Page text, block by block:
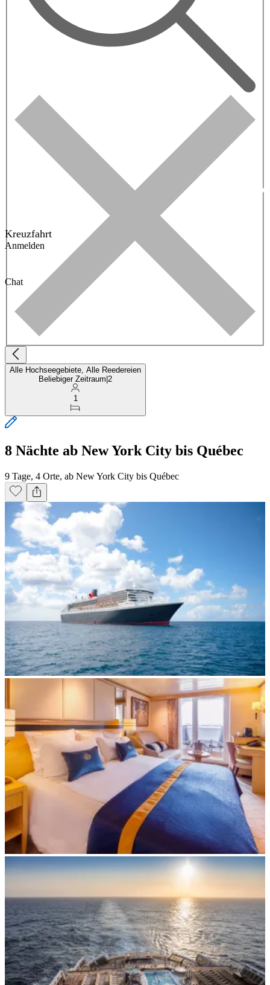
Kreuzfahrt
Anmelden
Chat
Alle Hochseegebiete, Alle Reedereien
Beliebiger Zeitraum 2
1
8 Nächte ab New York City bis Québec
9 Tage, 4 Orte, ab New York City bis Québec